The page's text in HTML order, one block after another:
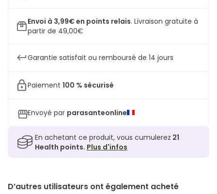
Envoi à 3,99€ en points relais. Livraison gratuite à
partir de 49,00€
Garantie satisfait ou remboursé de 14 jours
Paiement 100 % sécurisé
Envoyé par parasanteonline
En achetant ce produit, vous cumulerez 21
Health points. Plus d'infos
D’autres utilisateurs ont également acheté